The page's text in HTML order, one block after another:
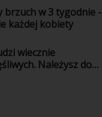
brzuch w 3 tygodnie -
każdej kobiety
wiecznie
Należysz do